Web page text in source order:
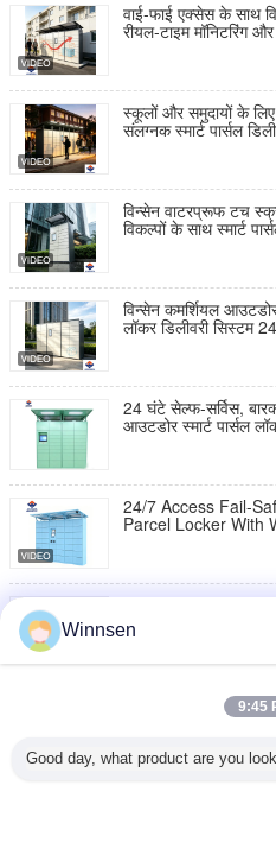
वाई-फाई एक्सेस के साथ
रीयल-टाइम मॉनिटरिंग
स्कूलों और समुदायों के
संलग्नक स्मार्ट पार्सल
विन्सेन वाटरप्रूफ टच
विकल्पों के साथ स्मार्ट
विन्सेन कमर्शियल
लॉकर डिलीवरी सिस्टम
24 घंटे सेल्फ-सर्विस,
आउटडोर स्मार्ट पार्सल
24/7 Access Fail-
Parcel Locker With
Second Pickup
Parcel Locker With
Fail-Safe
Adaptive Parcel
Winnsen
9:45
Good day, what product are you